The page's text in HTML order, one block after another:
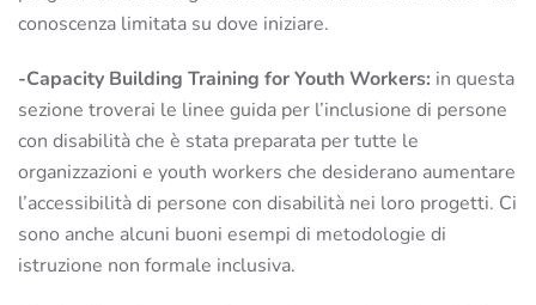
conoscenza limitata su dove iniziare.
-Capacity Building Training for Youth Workers: in questa
sezione troverai le linee guida per l’inclusione di persone
con disabilità che è stata preparata per tutte le
organizzazioni e youth workers che desiderano aumentare
l’accessibilità di persone con disabilità nei loro progetti. Ci
sono anche alcuni buoni esempi di metodologie di
istruzione non formale inclusiva.